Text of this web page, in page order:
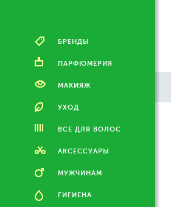
БРЕНДЫ
ПАРФЮМЕРИЯ
МАКИЯЖ
УХОД
ВСЕ ДЛЯ ВОЛОС
АКСЕССУАРЫ
МУЖЧИНАМ
ГИГИЕНА